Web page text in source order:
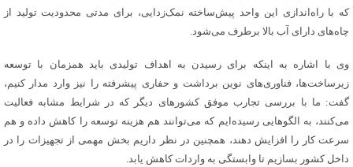
که با راه‌اندازی این واحد پیش‌ساخته نمک‌زدایی، برای مدتی محدودیت تولید از
چاه‌های دارای آب بالا برطرف می‌شود.
وی با اشاره به اینکه برای رسیدن به اهداف تولیدی باید همزمان با توسعه
زیرساخت‌ها، فناوری‌های نوین برداشت و حفاری پیشرفته را نیز وارد مدار کنیم،
گفت: ما با بررسی تجارب موفق کشورهای دیگر که در شرایط مشابه فعالیت
می‌کنند، به الگوهایی رسیده‌ایم که می‌توانند هم هزینه توسعه را کاهش داده و هم
سرعت کار را افزایش دهند، همچنین در نظر داریم بخش مهمی از تجهیزات را در
داخل کشور بسازیم تا وابستگی به واردات کاهش یابد.